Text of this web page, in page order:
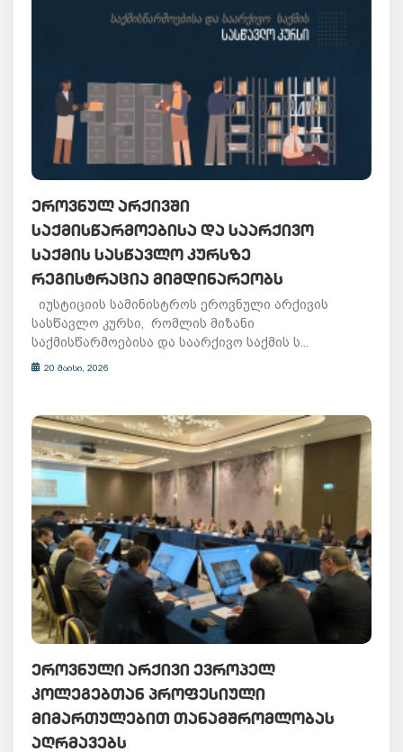
ᲔᲠᲝᲕᲜᲣᲚ ᲐᲠᲥᲘᲕᲨᲘ
ᲡᲐᲥᲛᲘᲡᲬᲐᲠᲛᲝᲔᲑᲘᲡᲐ ᲓᲐ ᲡᲐᲐᲠᲥᲘᲕᲝ
ᲡᲐᲥᲛᲘᲡ ᲡᲐᲡᲬᲐᲕᲚᲝ ᲙᲣᲠᲡᲖᲔ
ᲠᲔᲒᲘᲡᲢᲠᲐᲪᲘᲐ ᲛᲘᲛᲓᲘᲜᲐᲠᲔᲝᲑᲡ
იუსტიციის სამინისტროს ეროვნული არქივის
სასწავლო კურსი, რომლის მიზანი
საქმისწარმოებისა და საარქივო საქმის ს...
20 მაისი, 2026
ᲔᲠᲝᲕᲜᲣᲚᲘ ᲐᲠᲥᲘᲕᲘ ᲔᲕᲠᲝᲞᲔᲚ
ᲙᲝᲚᲔᲒᲔᲑᲗᲐᲜ ᲞᲠᲝᲤᲔᲡᲘᲣᲚᲘ
ᲛᲘᲛᲐᲠᲗᲣᲚᲔᲑᲘᲗ ᲗᲐᲜᲐᲛᲨᲠᲝᲛᲚᲝᲑᲐᲡ
ᲐᲦᲠᲛᲐᲕᲔᲑᲡ